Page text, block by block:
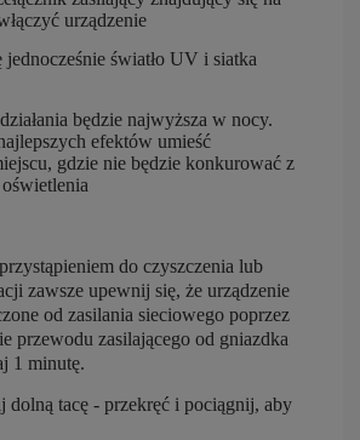
urządzenie
światło UV i siatka
będzie najwyższa w nocy.
efektów umieść
gdzie nie będzie konkurować z
do czyszczenia lub
zawsze upewnij się, że urządzenie
od zasilania sieciowego poprzez
przewodu zasilającego od gniazdka
1 minutę.
dolną tacę - przekręć i pociągnij, aby